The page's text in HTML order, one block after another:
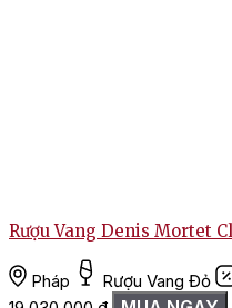
Rượu Vang Denis Mortet
Pháp Rượu Vang Đỏ